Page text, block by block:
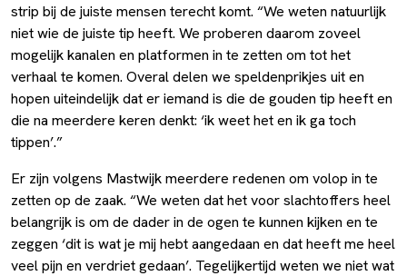
strip bij de juiste mensen terecht komt. “We weten natuurlijk
niet wie de juiste tip heeft. We proberen daarom zoveel
mogelijk kanalen en platformen in te zetten om tot het
verhaal te komen. Overal delen we speldenprikjes uit en
hopen uiteindelijk dat er iemand is die de gouden tip heeft en
die na meerdere keren denkt: ‘ik weet het en ik ga toch
tippen’.”
Er zijn volgens Mastwijk meerdere redenen om volop in te
zetten op de zaak. “We weten dat het voor slachtoffers heel
belangrijk is om de dader in de ogen te kunnen kijken en te
zeggen ‘dit is wat je mij hebt aangedaan en dat heeft me heel
veel pijn en verdriet gedaan’. Tegelijkertijd weten we niet wat